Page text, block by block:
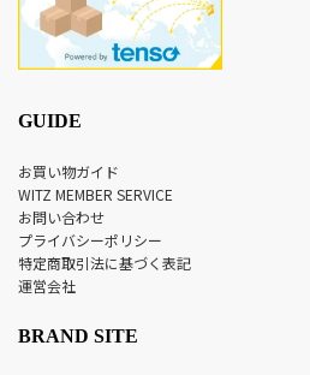
GUIDE
お買い物ガイド
WITZ MEMBER SERVICE
お問い合わせ
プライバシーポリシー
特定商取引法に基づく表記
運営会社
BRAND SITE